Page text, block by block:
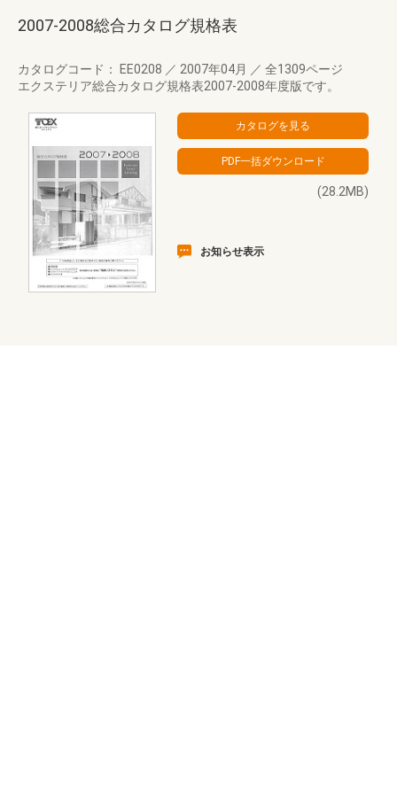
2007-2008総合カタログ規格表
カタログコード： EE0208 ／ 2007年04月 ／ 全1309ページ
エクステリア総合カタログ規格表2007-2008年度版です。
(28.2MB)
お知らせ表示